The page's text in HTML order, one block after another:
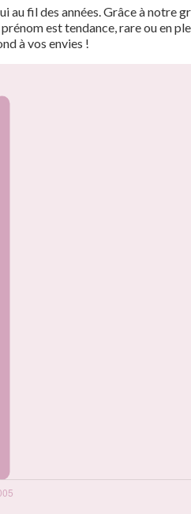
au fil des années. Grâce à notre
est tendance, rare ou en
à vos envies !